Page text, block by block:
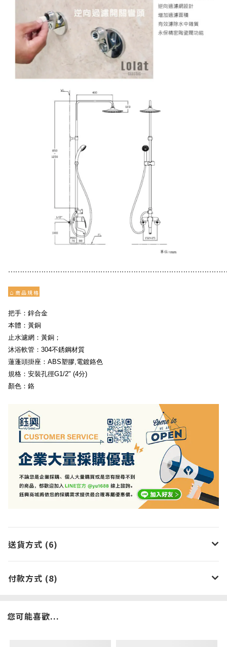
⌂ 商 品 規 格
把手：鋅合金
本體：黃銅
止水濾網：黃銅；
沐浴軟管：304不銹鋼材質
蓮蓬頭掛座：ABS塑膠,電鍍鉻色
規格：安裝孔徑G1/2" (4分)
顏色：鉻
送貨方式 (6)
付款方式 (8)
您可能喜歡...